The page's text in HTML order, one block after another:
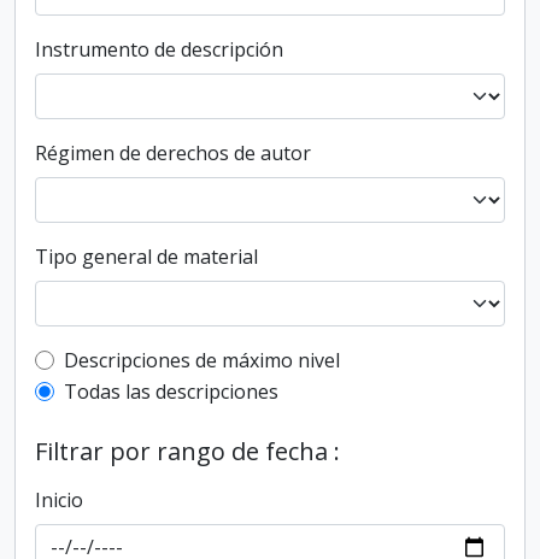
Instrumento de descripción
Régimen de derechos de autor
Tipo general de material
Top-level description filter
Descripciones de máximo nivel
Todas las descripciones
Filtrar por rango de fecha :
Inicio